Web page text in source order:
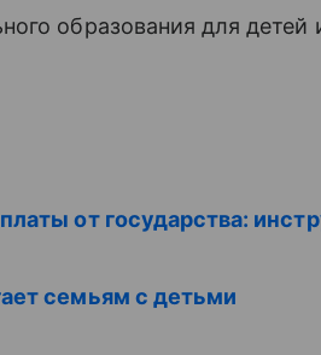
образования для детей
от государства:
семьям с детьми